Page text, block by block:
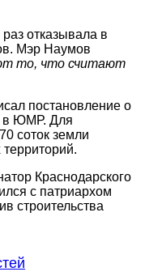
отказывала в
Мэр Наумов
то, что считают
постановление о
в ЮМР. Для
соток земли
Краснодарского
с патриархом
строительства